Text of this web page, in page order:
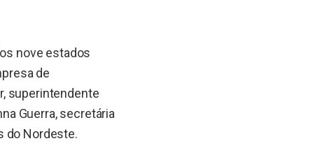
nove estados
de
superintendente
Guerra, secretária
do Nordeste.